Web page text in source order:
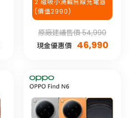
2.磁吸小渦輪無線充電器
(價值2990)
原廠建議售價 54,990
現金優惠價 46,990